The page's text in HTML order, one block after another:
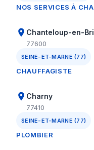
NOS SERVICES À
Chanteloup-en-
77600
SEINE-ET-MARNE (77)
CHAUFFAGISTE
Charny
77410
SEINE-ET-MARNE (77)
PLOMBIER